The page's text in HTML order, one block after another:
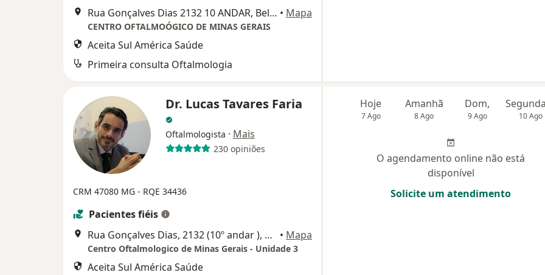
Rua Gonçalves Dias 2132 10 ANDAR, Belo Horizonte • Mapa
CENTRO OFTALMOÓGICO DE MINAS GERAIS
Aceita Sul América Saúde
Primeira consulta Oftalmologia
Dr. Lucas Tavares Faria
Oftalmologista · Mais
230 opiniões
CRM 47080 MG - RQE 34436
Pacientes fiéis
Rua Gonçalves Dias, 2132 (10º andar ), Belo Horizonte
• Mapa
Centro Oftalmologico de Minas Gerais - Unidade 3
Aceita Sul América Saúde
Hoje
7 Ago
Amanhã
8 Ago
Dom,
9 Ago 10 Ago
O agendamento online não está
disponível
Solicite um atendimento